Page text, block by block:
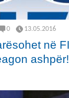
0 13.05.2016
në
ashpër!